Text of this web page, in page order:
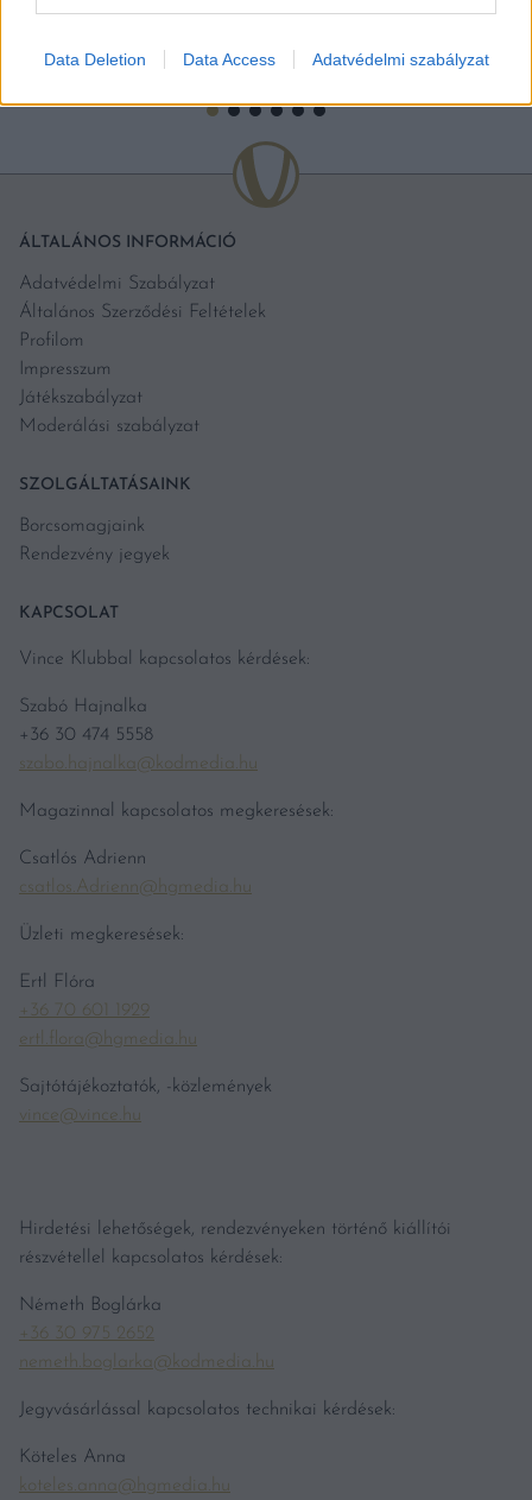
Data Deletion Data Access Adatvédelmi szabályzat
BŐVEBBEN
ÁLTALÁNOS INFORMÁCIÓ
Adatvédelmi Szabályzat
Általános Szerződési Feltételek
Profilom
Impresszum
Játékszabályzat
Moderálási szabályzat
SZOLGÁLTATÁSAINK
Borcsomagjaink
Rendezvény jegyek
KAPCSOLAT
Vince Klubbal kapcsolatos kérdések:
Szabó Hajnalka
+36 30 474 5558
szabo.hajnalka@kodmedia.hu
Magazinnal kapcsolatos megkeresések:
Csatlós Adrienn
csatlos.Adrienn@hgmedia.hu
Üzleti megkeresések:
Ertl Flóra
+36 70 601 1929
ertl.flora@hgmedia.hu
Sajtótájékoztatók, -közlemények
vince@vince.hu
Hirdetési lehetőségek, rendezvényeken történő kiállítói
részvétellel kapcsolatos kérdések:
Németh Boglárka
+36 30 975 2652
nemeth.boglarka@kodmedia.hu
Jegyvásárlással kapcsolatos technikai kérdések:
Köteles Anna
koteles.anna@hgmedia.hu